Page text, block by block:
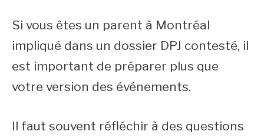
Si vous êtes un parent à Montréal
impliqué dans un dossier DPJ contesté, il
est important de préparer plus que
votre version des événements.
Il faut souvent réfléchir à des questions